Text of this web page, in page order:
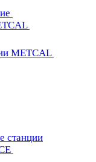
METCAL
станции